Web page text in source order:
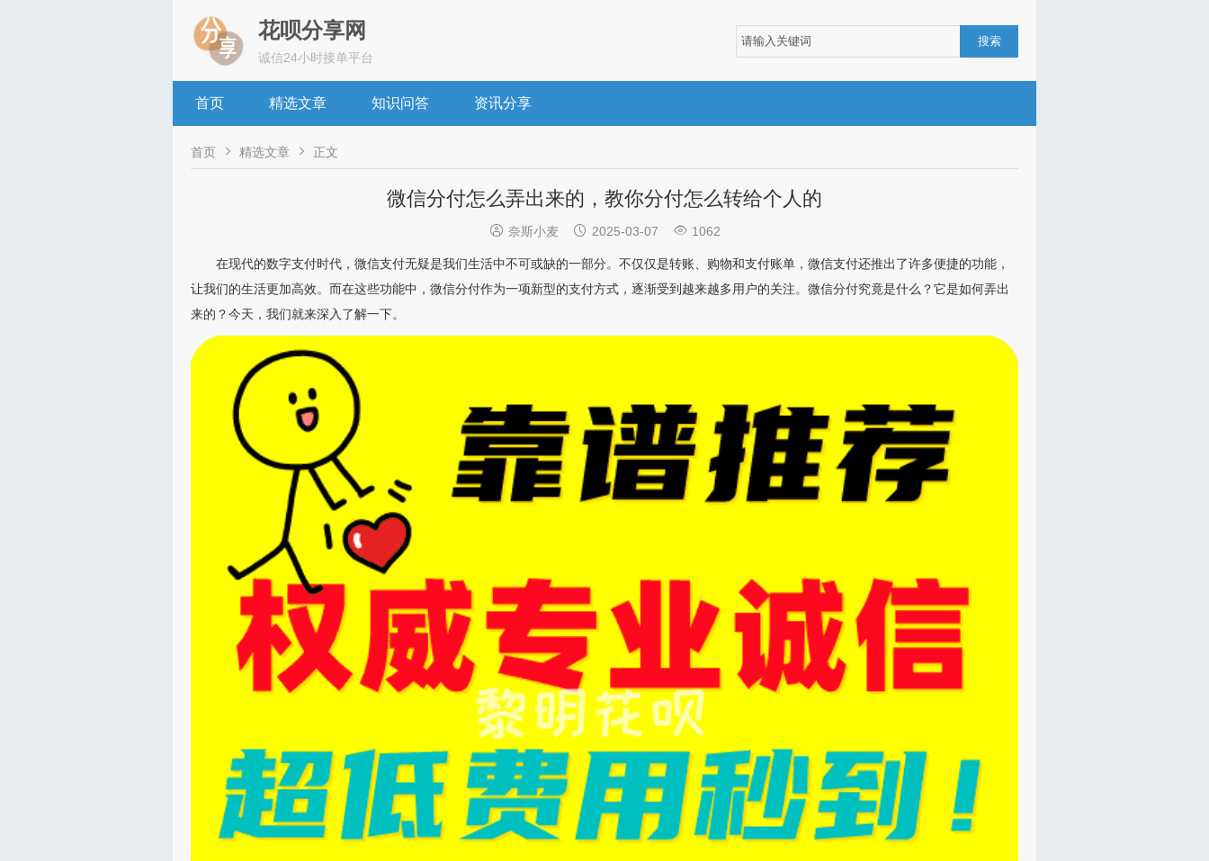
搜索
花呗分享网
诚信24小时接单平台
首页 精选文章 知识问答 资讯分享
首页  精选文章  正文
微信分付怎么弄出来的，教你分付怎么转给个人的
 奈斯小麦  2025-03-07  1062
在现代的数字支付时代，微信支付无疑是我们生活中不可或缺的一部分。不仅仅是转账、购物和支付账单，微信支付还推出了许多便捷的功能，
让我们的生活更加高效。而在这些功能中，微信分付作为一项新型的支付方式，逐渐受到越来越多用户的关注。微信分付究竟是什么？它是如何弄出
来的？今天，我们就来深入了解一下。